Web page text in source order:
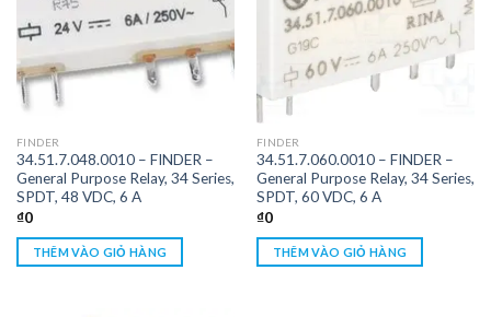
FINDER
34.51.7.048.0010 – FINDER –
General Purpose Relay, 34 Series,
SPDT, 48 VDC, 6 A
₫0
THÊM VÀO GIỎ HÀNG
FINDER
34.51.7.060.0010 – FINDER –
General Purpose Relay, 34 Series,
SPDT, 60 VDC, 6 A
₫0
THÊM VÀO GIỎ HÀNG